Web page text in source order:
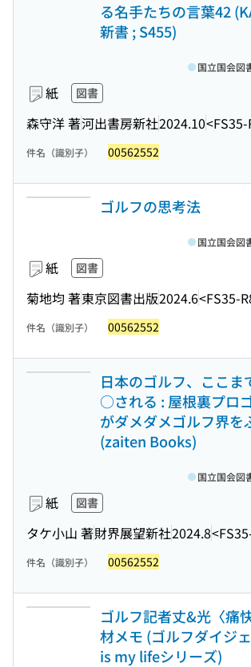
る名手たちの言葉42
新書 ; S455)
紙 図書
森守洋 著河出書房新社2024.10
国立国会図
件名（識別子） 00562552
ゴルフの思考法
紙 図書
菊地均 著東京図書出版2024.6<FS35-
国立国会図
件名（識別子） 00562552
日本のゴルフ、ここま
○される : 屋根裏プロ
がダメダメゴルフ界を
(zaiten Books)
紙 図書
タケ小山 著財界展望新社2024.8
国立国会図
件名（識別子） 00562552
ゴルフ記者丈&光〈痛
材メモ (ゴルフダイジ
is my lifeシリーズ)